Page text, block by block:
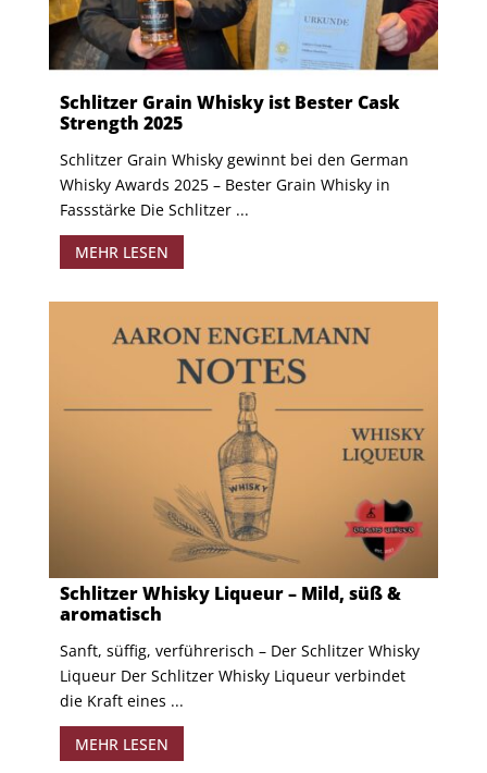
Schlitzer Grain Whisky ist Bester Cask
Strength 2025
Schlitzer Grain Whisky gewinnt bei den German
Whisky Awards 2025 – Bester Grain Whisky in
Fassstärke Die Schlitzer ...
MEHR LESEN
Schlitzer Whisky Liqueur – Mild, süß &
aromatisch
Sanft, süffig, verführerisch – Der Schlitzer Whisky
Liqueur Der Schlitzer Whisky Liqueur verbindet
die Kraft eines ...
MEHR LESEN